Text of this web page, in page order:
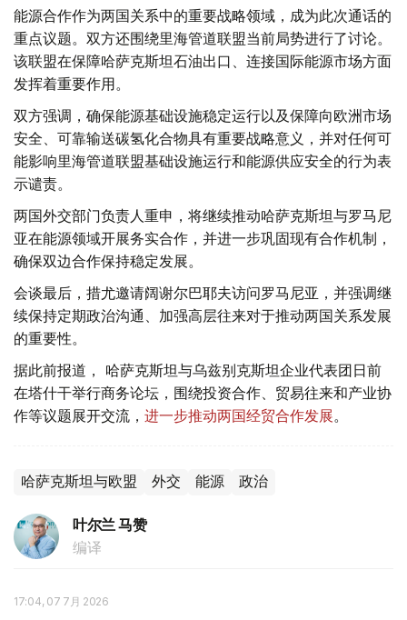
能源合作作为两国关系中的重要战略领域，成为此次通话的
重点议题。双方还围绕里海管道联盟当前局势进行了讨论。
该联盟在保障哈萨克斯坦石油出口、连接国际能源市场方面
发挥着重要作用。
双方强调，确保能源基础设施稳定运行以及保障向欧洲市场
安全、可靠输送碳氢化合物具有重要战略意义，并对任何可
能影响里海管道联盟基础设施运行和能源供应安全的行为表
示谴责。
两国外交部门负责人重申，将继续推动哈萨克斯坦与罗马尼
亚在能源领域开展务实合作，并进一步巩固现有合作机制，
确保双边合作保持稳定发展。
会谈最后，措尤邀请阔谢尔巴耶夫访问罗马尼亚，并强调继
续保持定期政治沟通、加强高层往来对于推动两国关系发展
的重要性。
据此前报道， 哈萨克斯坦与乌兹别克斯坦企业代表团日前
在塔什干举行商务论坛，围绕投资合作、贸易往来和产业协
作等议题展开交流， 进一步推动两国经贸合作发展。
哈萨克斯坦与欧盟 外交 能源 政治
叶尔兰 马赞
编译
17:04, 07 7月 2026